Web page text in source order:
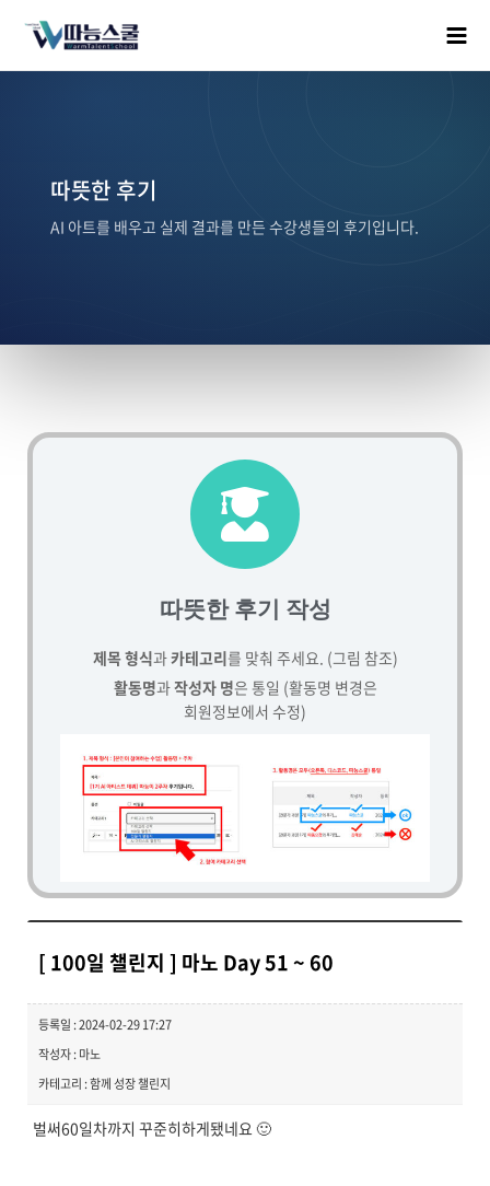
따뜻한 후기
AI 아트를 배우고 실제 결과를 만든 수강생들의 후기입니다.
따뜻한 후기 작성
제목 형식과카테고리를 맞춰 주세요. (그림 참조)
활동명과작성자 명은 통일 (활동명 변경은
회원정보에서 수정)
[ 100일 챌린지 ] 마노 Day 51 ~ 60
등록일 : 2024-02-29 17:27
작성자 : 마노
카테고리 : 함께 성장 챌린지
벌써60일차까지 꾸준히하게됐네요 🙂